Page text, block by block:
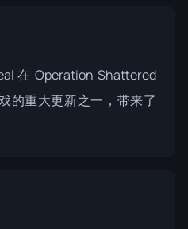
在Operation Shattered
的重大更新之一，带来了